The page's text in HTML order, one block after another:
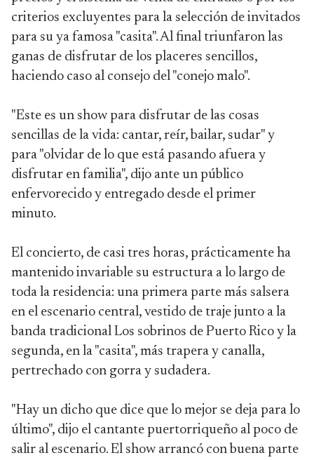
criterios excluyentes para la selección de invitados
para su ya famosa "casita". Al final triunfaron las
ganas de disfrutar de los placeres sencillos,
haciendo caso al consejo del "conejo malo".
"Este es un show para disfrutar de las cosas
sencillas de la vida: cantar, reír, bailar, sudar" y
para "olvidar de lo que está pasando afuera y
disfrutar en familia", dijo ante un público
enfervorecido y entregado desde el primer
minuto.
El concierto, de casi tres horas, prácticamente ha
mantenido invariable su estructura a lo largo de
toda la residencia: una primera parte más salsera
en el escenario central, vestido de traje junto a la
banda tradicional Los sobrinos de Puerto Rico y la
segunda, en la "casita", más trapera y canalla,
pertrechado con gorra y sudadera.
"Hay un dicho que dice que lo mejor se deja para lo
último", dijo el cantante puertorriqueño al poco de
salir al escenario. El show arrancó con buena parte